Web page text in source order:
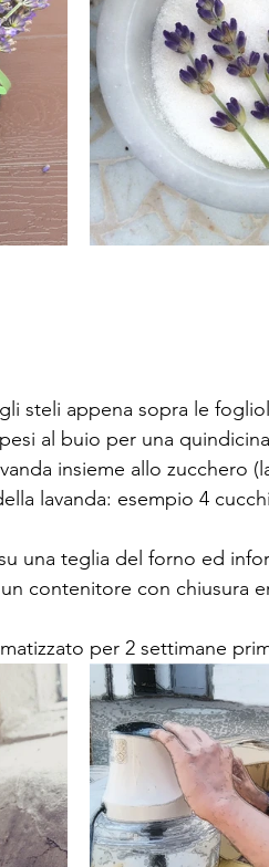
steli appena sopra le
al buio per una
insieme allo zucchero
lavanda: esempio 4
una teglia del forno ed
contenitore con chiusura
per 2 settimane